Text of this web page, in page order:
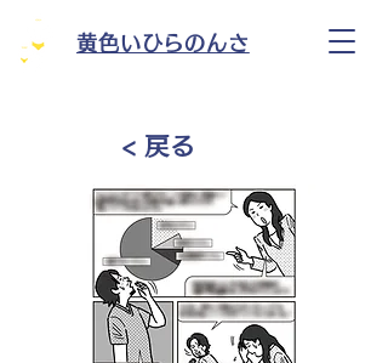
黄色いひらのんさ
< 戻る